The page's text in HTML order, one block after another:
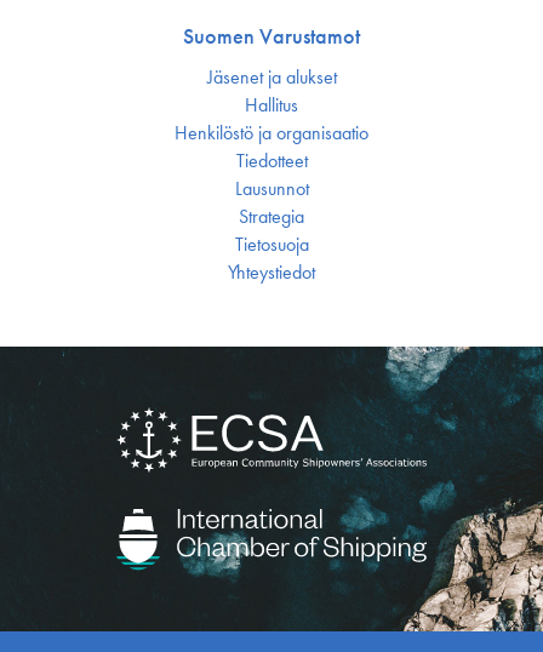
Suomen Varustamot
Jäsenet ja alukset
Hallitus
Henkilöstö ja organisaatio
Tiedotteet
Lausunnot
Strategia
Tietosuoja
Yhteystiedot